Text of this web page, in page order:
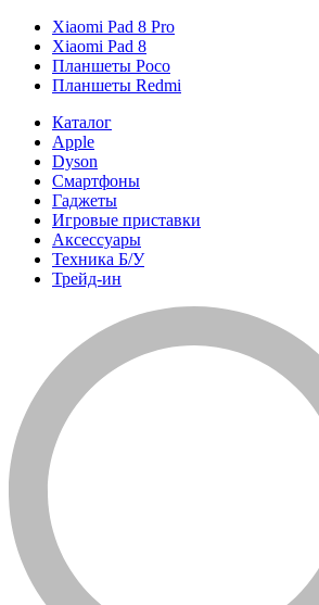
Xiaomi Pad 8 Pro
Xiaomi Pad 8
Планшеты Poco
Планшеты Redmi
Каталог
Apple
Dyson
Смартфоны
Гаджеты
Игровые приставки
Аксессуары
Техника Б/У
Трейд-ин